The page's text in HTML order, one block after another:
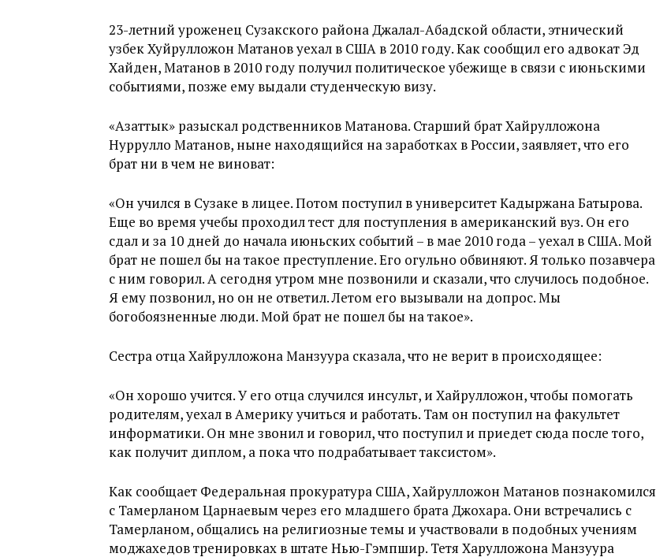
23-летний уроженец Сузакского района Джалал-Абадской области, этнический
узбек Хуйрулложон Матанов уехал в США в 2010 году. Как сообщил его адвокат Эд
Хайден, Матанов в 2010 году получил политическое убежище в связи с июньскими
событиями, позже ему выдали студенческую визу.
«Азаттык» разыскал родственников Матанова. Старший брат Хайрулложона
Нуррулло Матанов, ныне находящийся на заработках в России, заявляет, что его
брат ни в чем не виноват:
«Он учился в Сузаке в лицее. Потом поступил в университет Кадыржана Батырова.
Еще во время учебы проходил тест для поступления в американский вуз. Он его
сдал и за 10 дней до начала июньских событий – в мае 2010 года – уехал в США. Мой
брат не пошел бы на такое преступление. Его огульно обвиняют. Я только позавчера
с ним говорил. А сегодня утром мне позвонили и сказали, что случилось подобное.
Я ему позвонил, но он не ответил. Летом его вызывали на допрос. Мы
богобоязненные люди. Мой брат не пошел бы на такое».
Сестра отца Хайрулложона Манзуура сказала, что не верит в происходящее:
«Он хорошо учится. У его отца случился инсульт, и Хайрулложон, чтобы помогать
родителям, уехал в Америку учиться и работать. Там он поступил на факультет
информатики. Он мне звонил и говорил, что поступил и приедет сюда после того,
как получит диплом, а пока что подрабатывает таксистом».
Как сообщает Федеральная прокуратура США, Хайрулложон Матанов познакомился
с Тамерланом Царнаевым через его младшего брата Джохара. Они встречались с
Тамерланом, общались на религиозные темы и участвовали в подобных учениям
моджахедов тренировках в штате Нью-Гэмпшир. Тетя Харулложона Манзуура